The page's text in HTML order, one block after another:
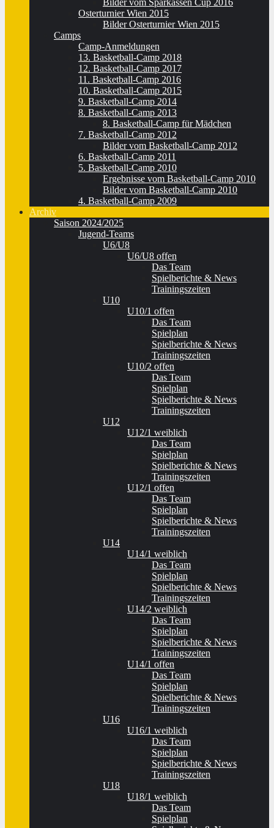
Bilder vom Sparkassen Cup 2016
Osterturnier Wien 2015
Bilder Osterturnier Wien 2015
Camps
Camp-Anmeldungen
13. Basketball-Camp 2018
12. Basketball-Camp 2017
11. Basketball-Camp 2016
10. Basketball-Camp 2015
9. Basketball-Camp 2014
8. Basketball-Camp 2013
8. Basketball-Camp für Mädchen
7. Basketball-Camp 2012
Bilder vom Basketball-Camp 2012
6. Basketball-Camp 2011
5. Basketball-Camp 2010
Ergebnisse vom Basketball-Camp 2010
Bilder vom Basketball-Camp 2010
4. Basketball-Camp 2009
Archiv
Saison 2024/2025
Jugend-Teams
U6/U8
U6/U8 offen
Das Team
Spielberichte & News
Trainingszeiten
U10
U10/1 offen
Das Team
Spielplan
Spielberichte & News
Trainingszeiten
U10/2 offen
Das Team
Spielplan
Spielberichte & News
Trainingszeiten
U12
U12/1 weiblich
Das Team
Spielplan
Spielberichte & News
Trainingszeiten
U12/1 offen
Das Team
Spielplan
Spielberichte & News
Trainingszeiten
U14
U14/1 weiblich
Das Team
Spielplan
Spielberichte & News
Trainingszeiten
U14/2 weiblich
Das Team
Spielplan
Spielberichte & News
Trainingszeiten
U14/1 offen
Das Team
Spielplan
Spielberichte & News
Trainingszeiten
U16
U16/1 weiblich
Das Team
Spielplan
Spielberichte & News
Trainingszeiten
U18
U18/1 weiblich
Das Team
Spielplan